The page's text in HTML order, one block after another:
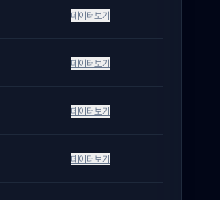
데이터보기
데이터보기
데이터보기
데이터보기